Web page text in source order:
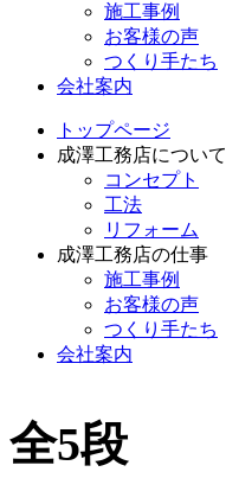
施工事例
お客様の声
つくり手たち
会社案内
トップページ
成澤工務店について
コンセプト
工法
リフォーム
成澤工務店の仕事
施工事例
お客様の声
つくり手たち
会社案内
全5段